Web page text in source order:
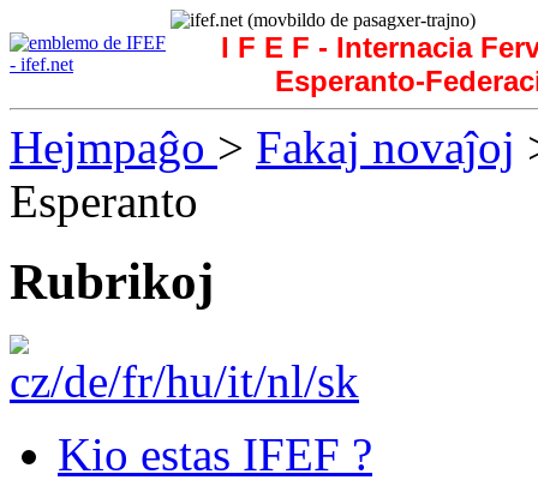
I F E F - Internacia
Esperanto-
Hejmpaĝo > Fakaj novaĵoj
Esperanto
Rubrikoj
Kio estas IFEF ?